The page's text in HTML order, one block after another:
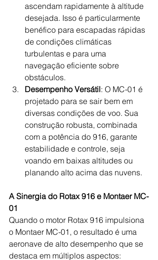
ascendam rapidamente à altitude
desejada. Isso é particularmente
benéfico para escapadas rápidas
de condições climáticas
turbulentas e para uma
navegação eficiente sobre
obstáculos.
Desempenho Versátil: O MC-01 é
projetado para se sair bem em
diversas condições de voo. Sua
construção robusta, combinada
com a potência do 916, garante
estabilidade e controle, seja
voando em baixas altitudes ou
planando alto acima das nuvens.
A Sinergia do Rotax 916 e Montaer MC-
01
Quando o motor Rotax 916 impulsiona
o Montaer MC-01, o resultado é uma
aeronave de alto desempenho que se
destaca em múltiplos aspectos: